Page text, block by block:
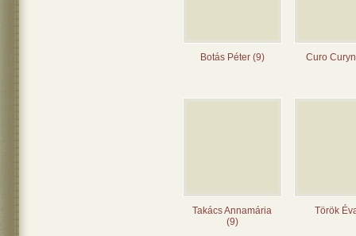
Botás Péter (9) Curo
Takács Annamária
(9)
Török